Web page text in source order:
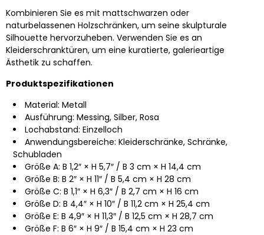
Kombinieren Sie es mit mattschwarzen oder
naturbelassenen Holzschränken, um seine skulpturale
Silhouette hervorzuheben. Verwenden Sie es an
Kleiderschranktüren, um eine kuratierte, galerieartige
Ästhetik zu schaffen.
Produktspezifikationen
Material: Metall
Ausführung: Messing, Silber, Rosa
Lochabstand: Einzelloch
Anwendungsbereiche: Kleiderschränke, Schränke,
Schubladen
Größe A: B 1,2″ × H 5,7″ / B 3 cm × H 14,4 cm
Größe B: B 2″ × H 11″ / B 5,4 cm × H 28 cm
Größe C: B 1,1″ × H 6,3″ / B 2,7 cm × H 16 cm
Größe D: B 4,4″ × H 10″ / B 11,2 cm × H 25,4 cm
Größe E: B 4,9″ × H 11,3″ / B 12,5 cm × H 28,7 cm
Größe F: B 6″ × H 9″ / B 15,4 cm × H 23 cm